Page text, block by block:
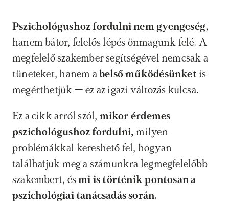
Pszichológushoz fordulni nem gyengeség,
hanem bátor, felelős lépés önmagunk felé. A
megfelelő szakember segítségével nemcsak a
tüneteket, hanem a belső működésünket is
megérthetjük – ez az igazi változás kulcsa.
Ez a cikk arról szól, mikor érdemes
pszichológushoz fordulni, milyen
problémákkal kereshető fel, hogyan
találhatjuk meg a számunkra legmegfelelőbb
szakembert, és mi is történik pontosan a
pszichológiai tanácsadás során.